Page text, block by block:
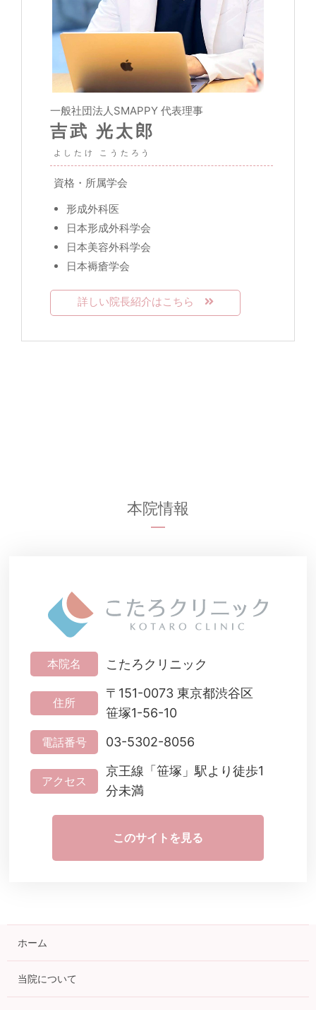
一般社団法人SMAPPY 代表理事
吉武 光太郎
資格・所属学会
形成外科医
日本形成外科学会
日本美容外科学会
日本褥瘡学会
詳しい院長紹介はこちら
本院情報
本院名 こたろクリニック
住所
〒151-0073 東京都渋谷区
笹塚1-56-10
電話番号 03-5302-8056
アクセス
京王線「笹塚」駅より徒歩1
分未満
このサイトを見る
ホーム
当院について